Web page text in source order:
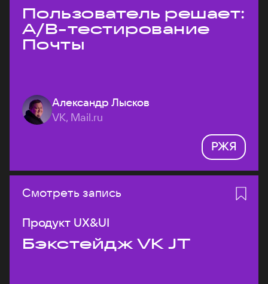
Пользователь решает:
A/B-тестирование
Почты
Александр Лысков
VK, Mail.ru
РЖЯ
Смотреть запись
Продукт UX&UI
Бэкстейдж VK JT